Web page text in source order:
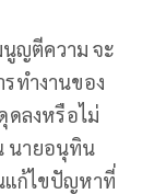
นูญตีความ จะ
ทำงานของ
ดลงหรือไม่
นายอนุทิน
แก้ไขปัญหาที่